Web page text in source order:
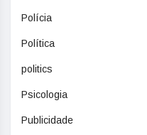
Polícia
Política
politics
Psicologia
Publicidade